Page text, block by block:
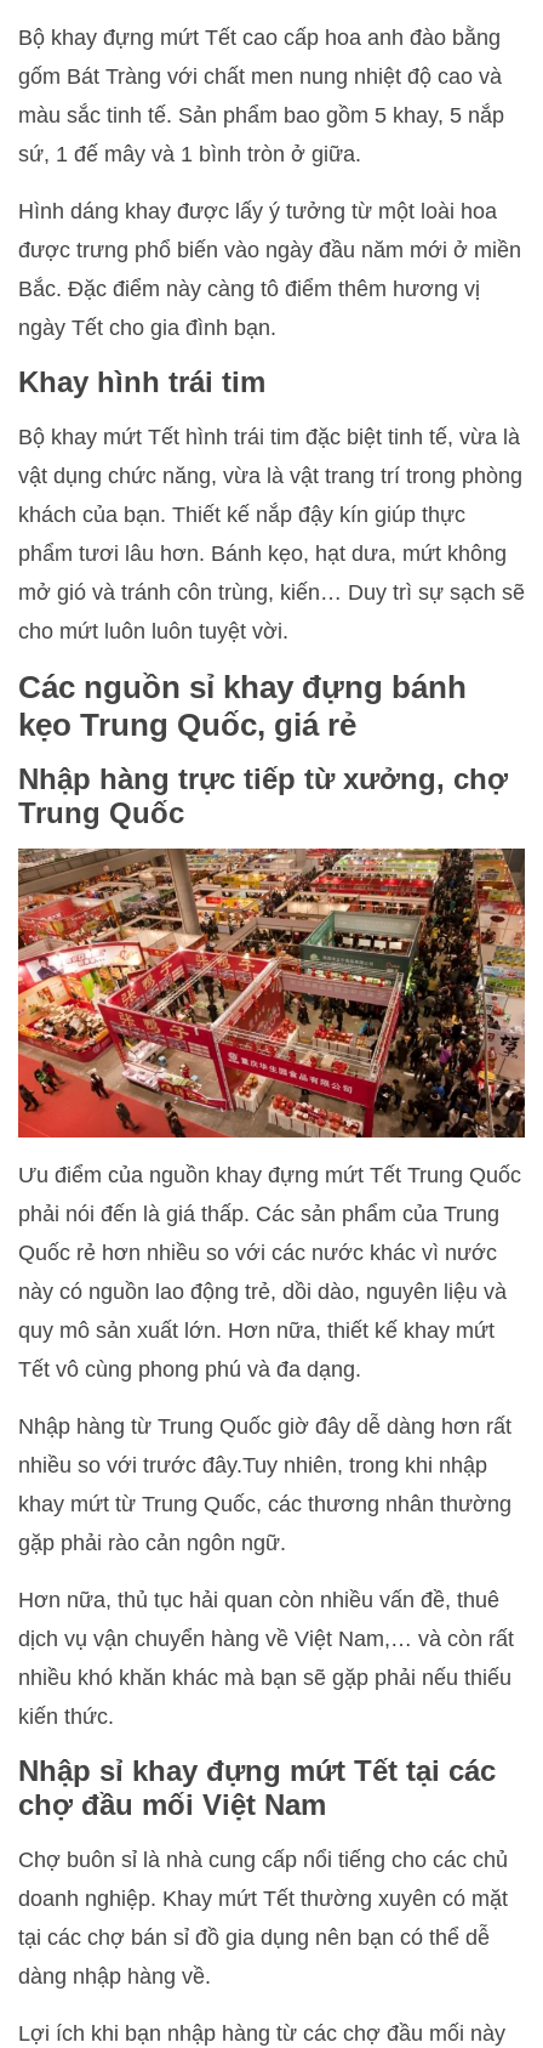
Bộ khay đựng mứt Tết cao cấp hoa anh đào bằng
gốm Bát Tràng với chất men nung nhiệt độ cao và
màu sắc tinh tế. Sản phẩm bao gồm 5 khay, 5 nắp
sứ, 1 đế mây và 1 bình tròn ở giữa.
Hình dáng khay được lấy ý tưởng từ một loài hoa
được trưng phổ biến vào ngày đầu năm mới ở miền
Bắc. Đặc điểm này càng tô điểm thêm hương vị
ngày Tết cho gia đình bạn.
Khay hình trái tim
Bộ khay mứt Tết hình trái tim đặc biệt tinh tế, vừa là
vật dụng chức năng, vừa là vật trang trí trong phòng
khách của bạn. Thiết kế nắp đậy kín giúp thực
phẩm tươi lâu hơn. Bánh kẹo, hạt dưa, mứt không
mở gió và tránh côn trùng, kiến… Duy trì sự sạch sẽ
cho mứt luôn luôn tuyệt vời.
Các nguồn sỉ khay đựng bánh
kẹo Trung Quốc, giá rẻ
Nhập hàng trực tiếp từ xưởng, chợ
Trung Quốc
Ưu điểm của nguồn khay đựng mứt Tết Trung Quốc
phải nói đến là giá thấp. Các sản phẩm của Trung
Quốc rẻ hơn nhiều so với các nước khác vì nước
này có nguồn lao động trẻ, dồi dào, nguyên liệu và
quy mô sản xuất lớn. Hơn nữa, thiết kế khay mứt
Tết vô cùng phong phú và đa dạng.
Nhập hàng từ Trung Quốc giờ đây dễ dàng hơn rất
nhiều so với trước đây.Tuy nhiên, trong khi nhập
khay mứt từ Trung Quốc, các thương nhân thường
gặp phải rào cản ngôn ngữ.
Hơn nữa, thủ tục hải quan còn nhiều vấn đề, thuê
dịch vụ vận chuyển hàng về Việt Nam,… và còn rất
nhiều khó khăn khác mà bạn sẽ gặp phải nếu thiếu
kiến thức.
Nhập sỉ khay đựng mứt Tết tại các
chợ đầu mối Việt Nam
Chợ buôn sỉ là nhà cung cấp nổi tiếng cho các chủ
doanh nghiệp. Khay mứt Tết thường xuyên có mặt
tại các chợ bán sỉ đồ gia dụng nên bạn có thể dễ
dàng nhập hàng về.
Lợi ích khi bạn nhập hàng từ các chợ đầu mối này